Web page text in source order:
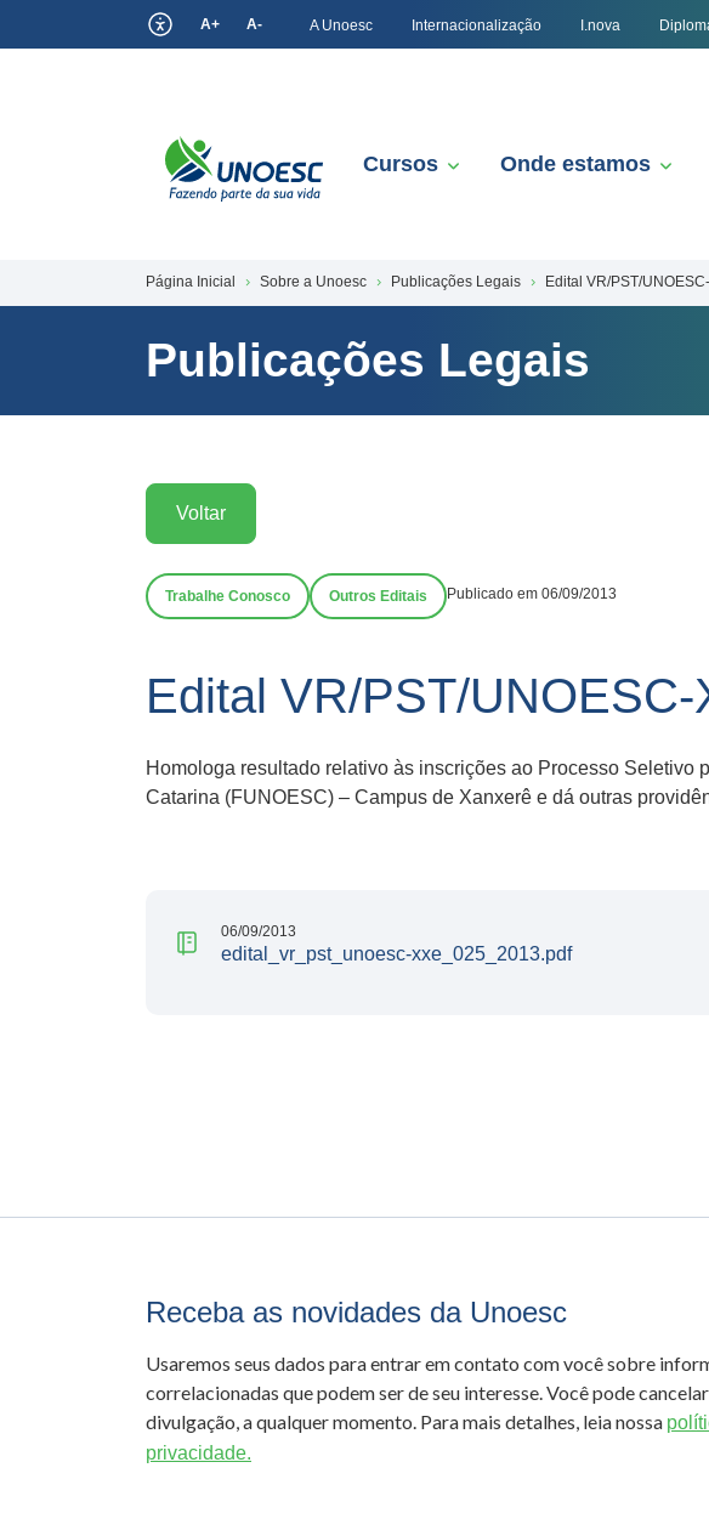
A+ A- A Unoesc Internacionalização I.nova
Cursos Onde estamos
Página Inicial Sobre a Unoesc Publicações Legais Edital VR/PST/
Publicações Legais
Voltar
Trabalhe Conosco Outros Editais Publicado em 06/09/2013
Edital VR/PST/UNOESC-
Homologa resultado relativo às inscrições ao Processo
Catarina (FUNOESC) – Campus de Xanxerê e dá outras
06/09/2013
edital_vr_pst_unoesc-xxe_025_2013.pdf
Receba as novidades da Unoesc
Usaremos seus dados para entrar em contato com você sobre
correlacionadas que podem ser de seu interesse. Você pode
divulgação, a qualquer momento. Para mais detalhes, leia nossa
privacidade.